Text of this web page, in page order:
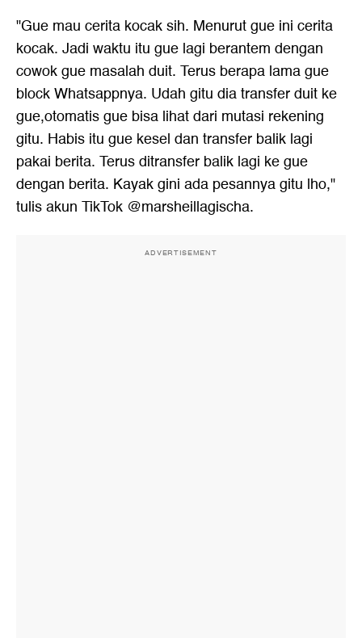
"Gue mau cerita kocak sih. Menurut gue ini cerita
kocak. Jadi waktu itu gue lagi berantem dengan
cowok gue masalah duit. Terus berapa lama gue
block Whatsappnya. Udah gitu dia transfer duit ke
gue,otomatis gue bisa lihat dari mutasi rekening
gitu. Habis itu gue kesel dan transfer balik lagi
pakai berita. Terus ditransfer balik lagi ke gue
dengan berita. Kayak gini ada pesannya gitu lho,"
tulis akun TikTok @marsheillagischa.
ADVERTISEMENT